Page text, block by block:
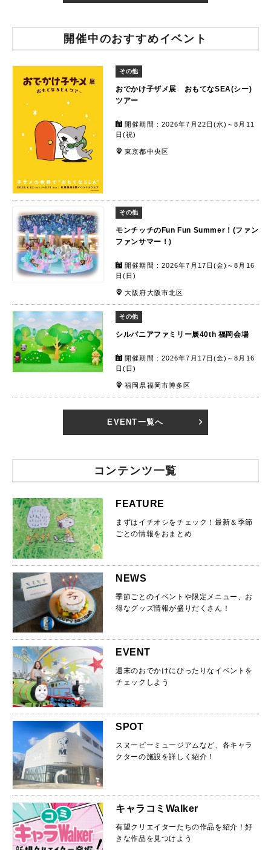
開催中のおすすめイベント
その他
おでかけ子ザメ展 おもてなSEA(シー)
ツアー
開催期間 : 2026年7月22日(水)～8月11
日(祝)
東京都中央区
その他
モンチッチのFun Fun Summer！(ファン
ファンサマー！)
開催期間 : 2026年7月17日(金)～8月16
日(日)
大阪府大阪市北区
その他
シルバニアファミリー展40th 福岡会場
開催期間 : 2026年7月17日(金)～8月16
日(日)
福岡県福岡市博多区
EVENT一覧へ
コンテンツ一覧
FEATURE
まずはイチオシをチェック！最新＆季節
ごとの情報をおまとめ
NEWS
季節ごとのイベントや限定メニュー、お
得なグッズ情報が盛りだくさん！
EVENT
週末のおでかけにぴったりなイベントを
チェックしよう
SPOT
スヌーピーミュージアムなど、各キャラ
クターの施設を詳しく紹介！
キャラコミWalker
有望クリエイターたちの作品を紹介！好
きな作品を見つけよう